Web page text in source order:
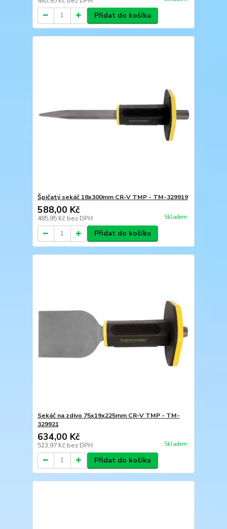
Přidat do košíku
Špičatý sekáč 18x300mm CR-V TMP - TM-329919
588,00 Kč
485,95 Kč bez DPH Skladem
Přidat do košíku
Sekáč na zdivo 75x19х225mm CR-V TMP - TM-
329921
634,00 Kč
523,97 Kč bez DPH Skladem
Přidat do košíku